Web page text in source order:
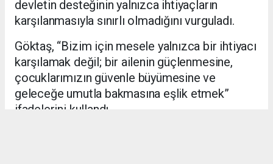
devletin desteğinin yalnızca ihtiyaçların
karşılanmasıyla sınırlı olmadığını vurguladı.
Göktaş, “Bizim için mesele yalnızca bir ihtiyacı
karşılamak değil; bir ailenin güçlenmesine,
çocuklarımızın güvenle büyümesine ve
geleceğe umutla bakmasına eşlik etmek”
ifadelerini kullandı.